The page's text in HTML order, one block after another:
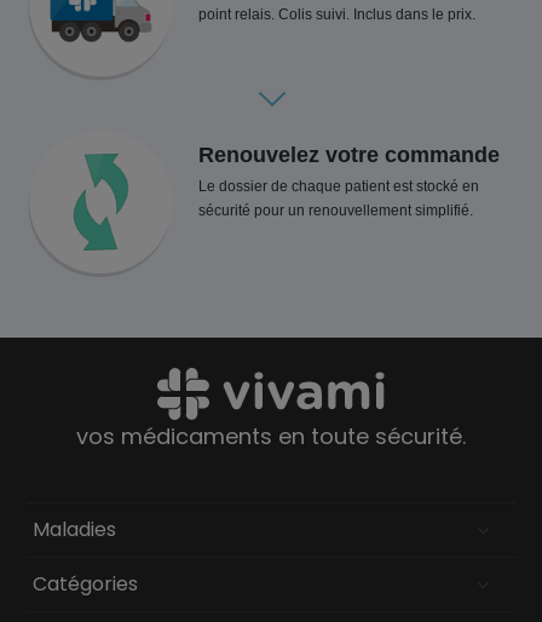
point relais. Colis suivi. Inclus dans le prix.
Renouvelez votre commande
Le dossier de chaque patient est stocké en
sécurité pour un renouvellement simplifié.
vos médicaments en toute sécurité.
Maladies
Catégories